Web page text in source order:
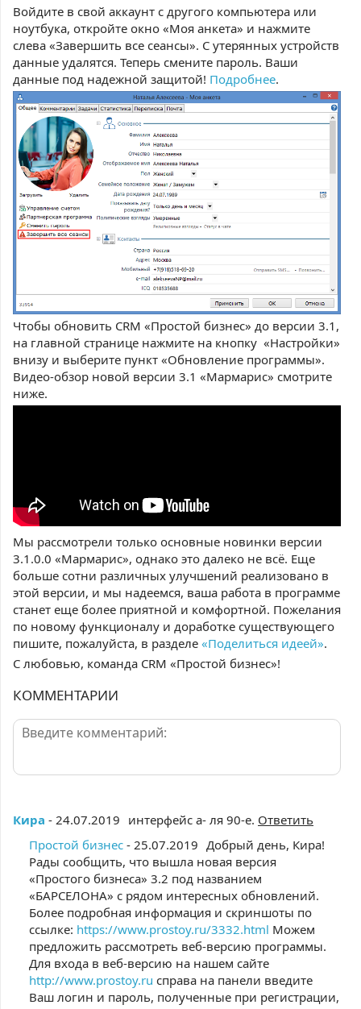
Войдите в свой аккаунт с другого компьютера или
ноутбука, откройте окно «Моя анкета» и нажмите
слева «Завершить все сеансы». С утерянных устройств
данные удалятся. Теперь смените пароль. Ваши
данные под надежной защитой! Подробнее.
Чтобы обновить CRM «Простой бизнес» до версии 3.1,
на главной странице нажмите на кнопку «Настройки»
внизу и выберите пункт «Обновление программы».
Видео-обзор новой версии 3.1 «Мармарис» смотрите
ниже.
Мы рассмотрели только основные новинки версии
3.1.0.0 «Мармарис», однако это далеко не всё. Еще
больше сотни различных улучшений реализовано в
этой версии, и мы надеемся, ваша работа в программе
станет еще более приятной и комфортной. Пожелания
по новому функционалу и доработке существующего
пишите, пожалуйста, в разделе «Поделиться идеей».
С любовью, команда CRM «Простой бизнес»!
КОММЕНТАРИИ
Кира - 24.07.2019 интерфейс а- ля 90-е. Ответить
Простой бизнес - 25.07.2019 Добрый день, Кира!
Рады сообщить, что вышла новая версия
«Простого бизнеса» 3.2 под названием
«БАРСЕЛОНА» с рядом интересных обновлений.
Более подробная информация и скриншоты по
ссылке: https://www.prostoy.ru/3332.html Можем
предложить рассмотреть веб-версию программы.
Для входа в веб-версию на нашем сайте
http://www.prostoy.ru справа на панели введите
Ваш логин и пароль, полученные при регистрации,